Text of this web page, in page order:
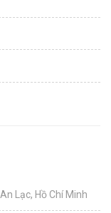
Lạc, Hồ Chí Minh